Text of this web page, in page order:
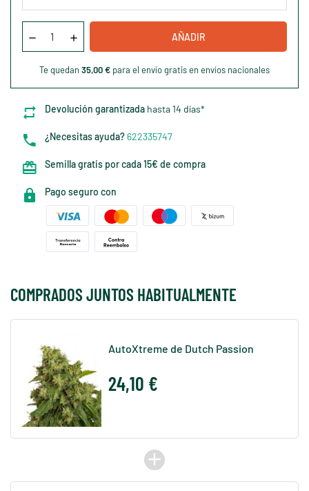
AÑADIR
Te quedan 35,00 € para el envío gratis en envíos nacionales
Devolución garantizada hasta 14 días*
¿Necesitas ayuda?622335747
Semilla gratis por cada 15€ de compra
Pago seguro con
COMPRADOS JUNTOS HABITUALMENTE
AutoXtreme de Dutch Passion
24,10 €
add